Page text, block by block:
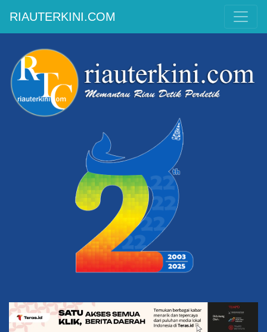
RIAUTERKINI.COM